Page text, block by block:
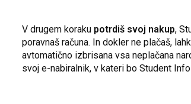
V drugem koraku potrdiš svoj nakup,
poravnaš računa. In dokler ne plačaš,
avtomatično izbrisana vsa neplačana
svoj e-nabiralnik, v kateri bo Student